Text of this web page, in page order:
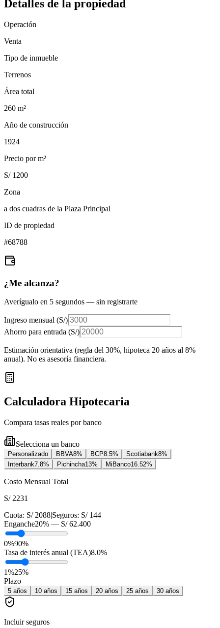
Detalles de la propiedad
Operación
Venta
Tipo de inmueble
Terrenos
Área total
260 m²
Año de construcción
1924
Precio por m²
S/ 1200
Zona
a dos cuadras de la Plaza Principal
ID de propiedad
#68788
¿Me alcanza?
Averígualo en 5 segundos — sin registrarte
Ingreso mensual (S/)
Ahorro para entrada (S/)
Estimación orientativa (regla del 30%, hipoteca 20 años al 8%
anual). No es asesoría financiera.
Calculadora Hipotecaria
Compara tasas reales por banco
Selecciona un banco
Personalizado BBVA8% BCP8.5% Scotiabank8%
Interbank7.8% Pichincha13% MiBanco16.52%
Costo Mensual Total
S/ 2231
Cuota: S/ 2088|Seguros: S/ 144
Enganche20% — S/ 62.400
0%90%
Tasa de interés anual (TEA)8.0%
1%25%
Plazo
5 años 10 años 15 años 20 años 25 años 30 años
Incluir seguros